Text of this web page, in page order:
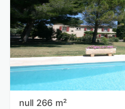
null 266 m²